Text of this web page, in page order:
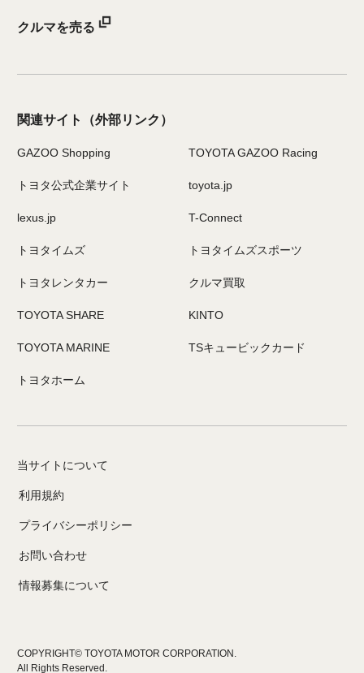
クルマを売る
関連サイト （外部リンク）
GAZOO Shopping TOYOTA GAZOO Racing
トヨタ公式企業サイト toyota.jp
lexus.jp T-Connect
トヨタイムズ トヨタイムズスポーツ
トヨタレンタカー クルマ買取
TOYOTA SHARE KINTO
TOYOTA MARINE TSキュービックカード
トヨタホーム
当サイトについて
利用規約
プライバシーポリシー
お問い合わせ
情報募集について
COPYRIGHT© TOYOTA MOTOR CORPORATION.
All Rights Reserved.